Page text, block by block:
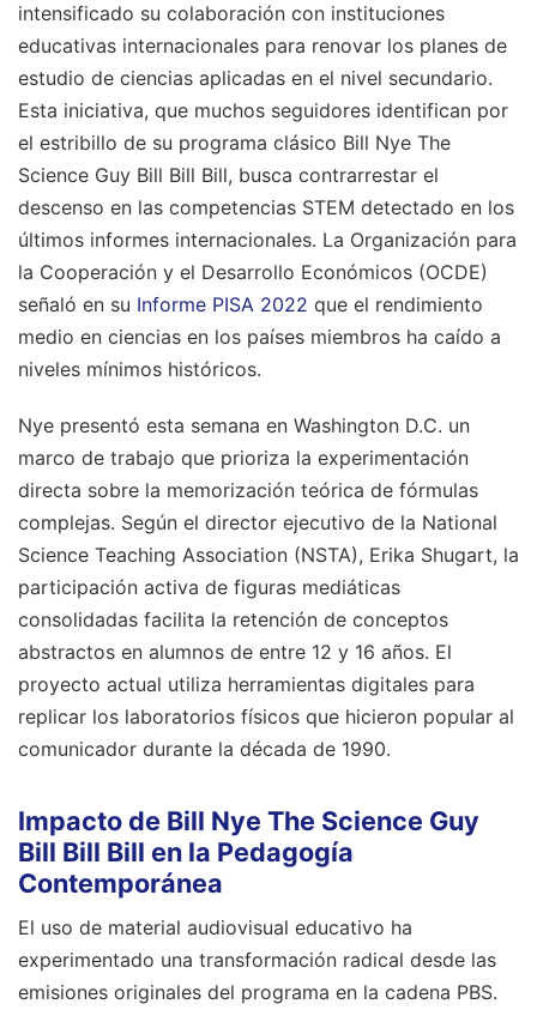
intensificado su colaboración con instituciones
educativas internacionales para renovar los planes de
estudio de ciencias aplicadas en el nivel secundario.
Esta iniciativa, que muchos seguidores identifican por
el estribillo de su programa clásico Bill Nye The
Science Guy Bill Bill Bill, busca contrarrestar el
descenso en las competencias STEM detectado en los
últimos informes internacionales. La Organización para
la Cooperación y el Desarrollo Económicos (OCDE)
señaló en su Informe PISA 2022 que el rendimiento
medio en ciencias en los países miembros ha caído a
niveles mínimos históricos.
Nye presentó esta semana en Washington D.C. un
marco de trabajo que prioriza la experimentación
directa sobre la memorización teórica de fórmulas
complejas. Según el director ejecutivo de la National
Science Teaching Association (NSTA), Erika Shugart, la
participación activa de figuras mediáticas
consolidadas facilita la retención de conceptos
abstractos en alumnos de entre 12 y 16 años. El
proyecto actual utiliza herramientas digitales para
replicar los laboratorios físicos que hicieron popular al
comunicador durante la década de 1990.
Impacto de Bill Nye The Science Guy
Bill Bill Bill en la Pedagogía
Contemporánea
El uso de material audiovisual educativo ha
experimentado una transformación radical desde las
emisiones originales del programa en la cadena PBS.